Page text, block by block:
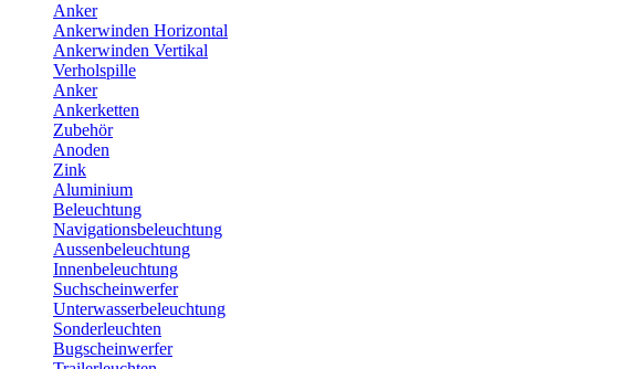
Anker
Ankerwinden Horizontal
Ankerwinden Vertikal
Verholspille
Anker
Ankerketten
Zubehör
Anoden
Zink
Aluminium
Beleuchtung
Navigationsbeleuchtung
Aussenbeleuchtung
Innenbeleuchtung
Suchscheinwerfer
Unterwasserbeleuchtung
Sonderleuchten
Bugscheinwerfer